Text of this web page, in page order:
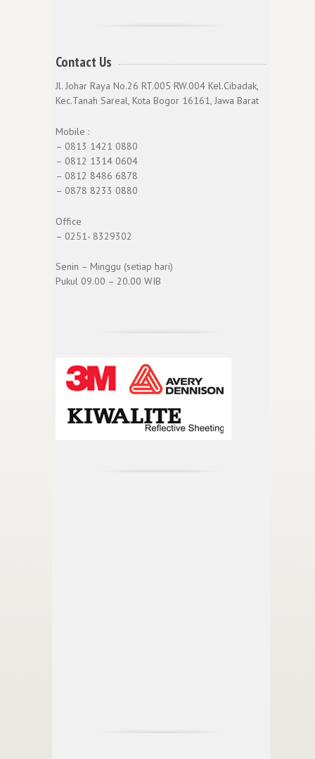
Contact Us
Jl. Johar Raya No.26 RT.005 RW.004 Kel.Cibadak,
Kec.Tanah Sareal, Kota Bogor 16161, Jawa Barat
Mobile :
– 0813 1421 0880
– 0812 1314 0604
– 0812 8486 6878
– 0878 8233 0880
Office
– 0251- 8329302
Senin – Minggu (setiap hari)
Pukul 09.00 – 20.00 WIB